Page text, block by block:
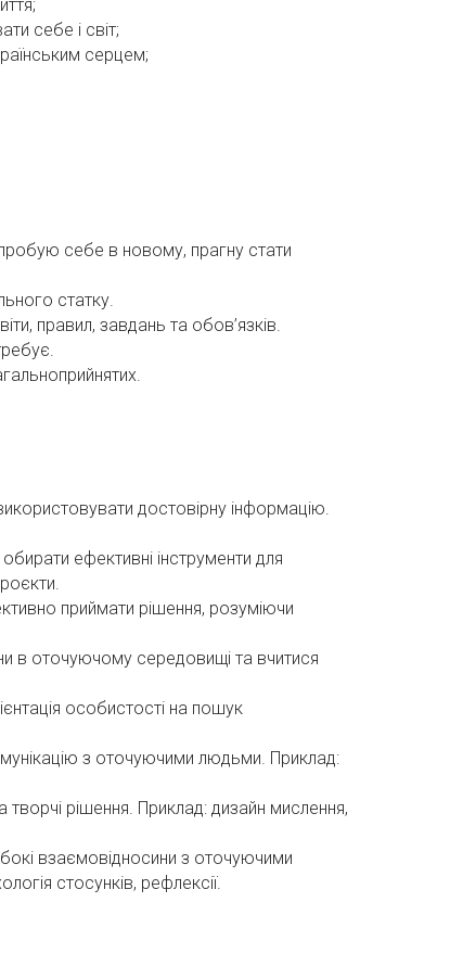
себе і світ;
серцем;
себе в новому, прагну стати
статку.
правил, завдань та обов’язків.
достовірну інформацію.
ефективні інструменти для
приймати рішення, розуміючи
в оточуючому середовищі та вчитися
особистості на пошук
з оточуючими людьми. Приклад:
творчі рішення. Приклад: дизайн мислення,
взаємовідносини з оточуючими
стосунків, рефлексії.